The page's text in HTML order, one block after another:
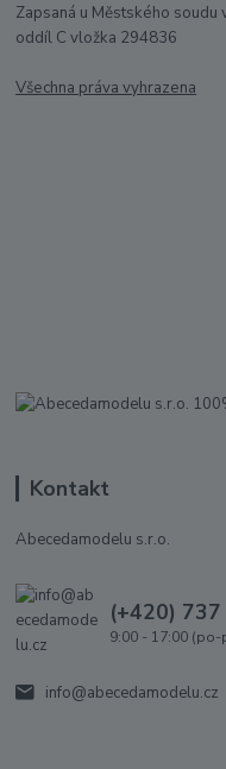
Zapsaná u Městského soudu
oddíl C vložka 294836
Všechna práva vyhrazena
Kontakt
Abecedamodelu s.r.o.
(+420)
9:00 - 17:00 (po-
info@abecedamodelu.cz